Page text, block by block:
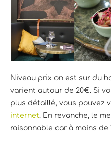
Niveau prix on est sur du
varient autour de 20€. Si
plus détaillé, vous pouvez
internet. En revanche, le
raisonnable car à moins de